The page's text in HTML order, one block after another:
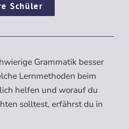
Schüler
Grammatik besser
Lernmethoden beim
helfen und worauf du
solltest, erfährst du in